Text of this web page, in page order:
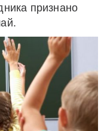
признано